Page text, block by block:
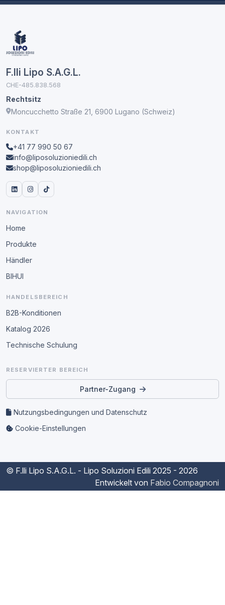
F.lli Lipo S.A.G.L.
CHE-485.838.568
Rechtsitz
Moncucchetto Straße 21, 6900 Lugano (Schweiz)
KONTAKT
+41 77 990 50 67
info@liposoluzioniedili.ch
shop@liposoluzioniedili.ch
NAVIGATION
Home
Produkte
Händler
BIHUI
HANDELSBEREICH
B2B-Konditionen
Katalog 2026
Technische Schulung
RESERVIERTER BEREICH
Partner-Zugang
Nutzungsbedingungen und Datenschutz
Cookie-Einstellungen
© F.lli Lipo S.A.G.L. - Lipo Soluzioni Edili 2025 - 2026
Entwickelt von Fabio Compagnoni